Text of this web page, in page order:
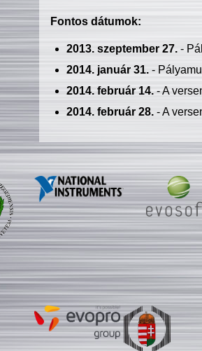
Fontos dátumok:
2013. szeptember 27.-
2014. január 31.-
2014. február 14.- A
2014. február 28.- A